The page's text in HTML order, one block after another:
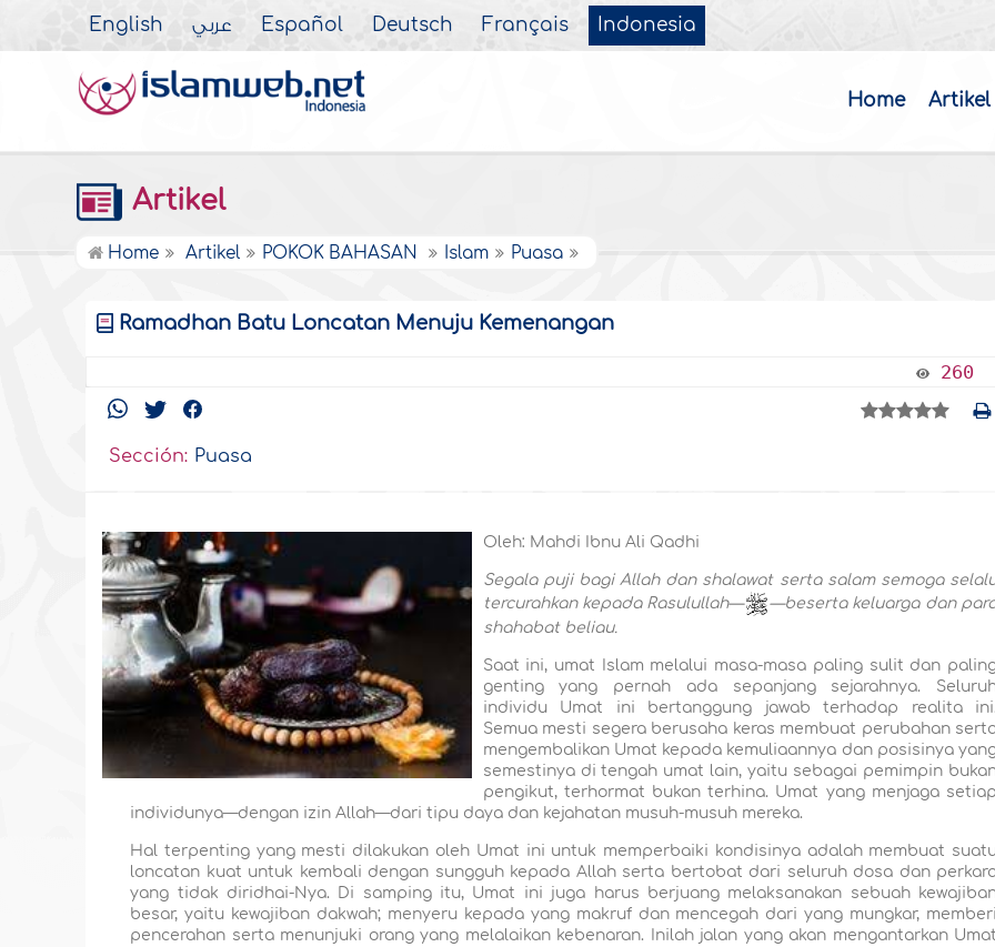
English عربي Español Deutsch Français Indonesia
Home Artikel
Artikel
Home Artikel POKOK BAHASAN Islam Puasa
Ramadhan Batu Loncatan Menuju Kemenangan
260
Sección: Puasa
Oleh: Mahdi Ibnu Ali Qadhi
Segala puji bagi Allah dan shalawat serta salam semoga
tercurahkan kepada Rasulullah—
—beserta keluarga dan
shahabat beliau.
Saat ini, umat Islam melalui masa-masa paling sulit dan
genting yang pernah ada sepanjang sejarahnya.
individu Umat ini bertanggung jawab terhadap realita ini.
Semua mesti segera berusaha keras membuat perubahan
mengembalikan Umat kepada kemuliaannya dan posisinya
semestinya di tengah umat lain, yaitu sebagai pemimpin
pengikut, terhormat bukan terhina. Umat yang menjaga setiap
individunya—dengan izin Allah—dari tipu daya dan kejahatan musuh-musuh mereka.
Hal terpenting yang mesti dilakukan oleh Umat ini untuk memperbaiki kondisinya adalah membuat
loncatan kuat untuk kembali dengan sungguh kepada Allah serta bertobat dari seluruh dosa dan
yang tidak diridhai-Nya. Di samping itu, Umat ini juga harus berjuang melaksanakan sebuah
besar, yaitu kewajiban dakwah; menyeru kepada yang makruf dan mencegah dari yang mungkar, memberi
pencerahan serta menunjuki orang yang melalaikan kebenaran. Inilah jalan yang akan mengantarkan Umat